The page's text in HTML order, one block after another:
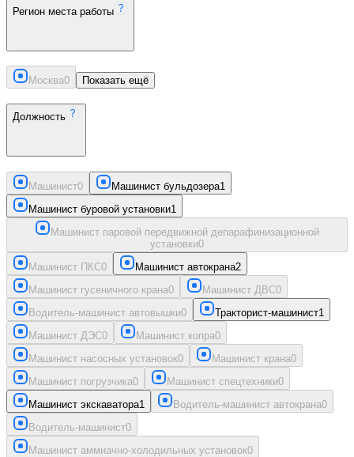
Регион места работы
Москва0 Показать ещё
Должность
Машинист0 Машинист бульдозера1
Машинист буровой установки1
Машинист паровой передвижной депарафинизационной
установки0
Машинист ПКС0 Машинист автокрана2
Машинист гусеничного крана0 Машинист ДВС0
Водитель-машинист автовышки0 Тракторист-машинист1
Машинист ДЭС0 Машинист копра0
Машинист насосных установок0 Машинист крана0
Машинист погрузчика0 Машинист спецтехники0
Машинист экскаватора1 Водитель-машинист автокрана0
Водитель-машинист0
Машинист аммиачно-холодильных установок0